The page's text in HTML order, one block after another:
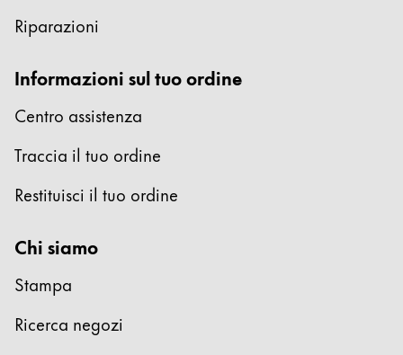
Ispirazione
LAMY x Kunstpalast
Laboratorio di calligrafia
Scrittura creativa
Qualità
Responsabilità
Riparazioni
Informazioni sul tuo ordine
Centro assistenza
Traccia il tuo ordine
Restituisci il tuo ordine
Chi siamo
Stampa
Ricerca negozi